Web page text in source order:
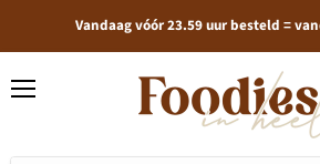
Vandaag vóór 23.59 uur besteld =